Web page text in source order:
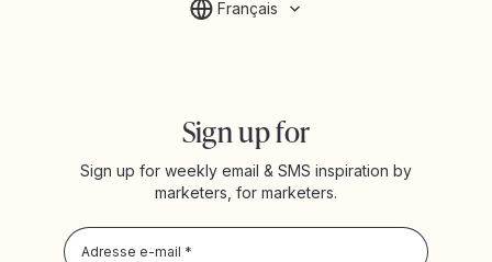
Français
Sign up for
Sign up for weekly email & SMS inspiration by
marketers, for marketers.